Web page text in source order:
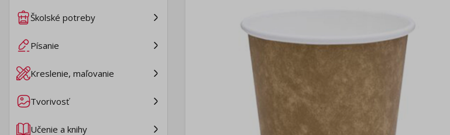
Školské potreby
Písanie
Kreslenie, maľovanie
Tvorivosť
Učenie a knihy